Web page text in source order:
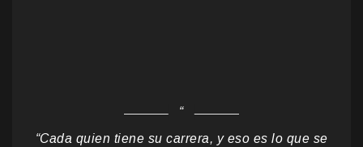
“Cada quien tiene su carrera, y eso es lo que se